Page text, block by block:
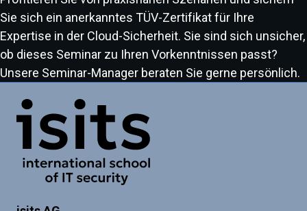
Sie sich ein anerkanntes TÜV-Zertifikat für Ihre
Expertise in der Cloud-Sicherheit. Sie sind sich unsicher,
ob dieses Seminar zu Ihren Vorkenntnissen passt?
Unsere Seminar-Manager beraten Sie gerne persönlich.
Link zur Startseite